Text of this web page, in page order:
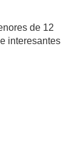
de 12
interesantes